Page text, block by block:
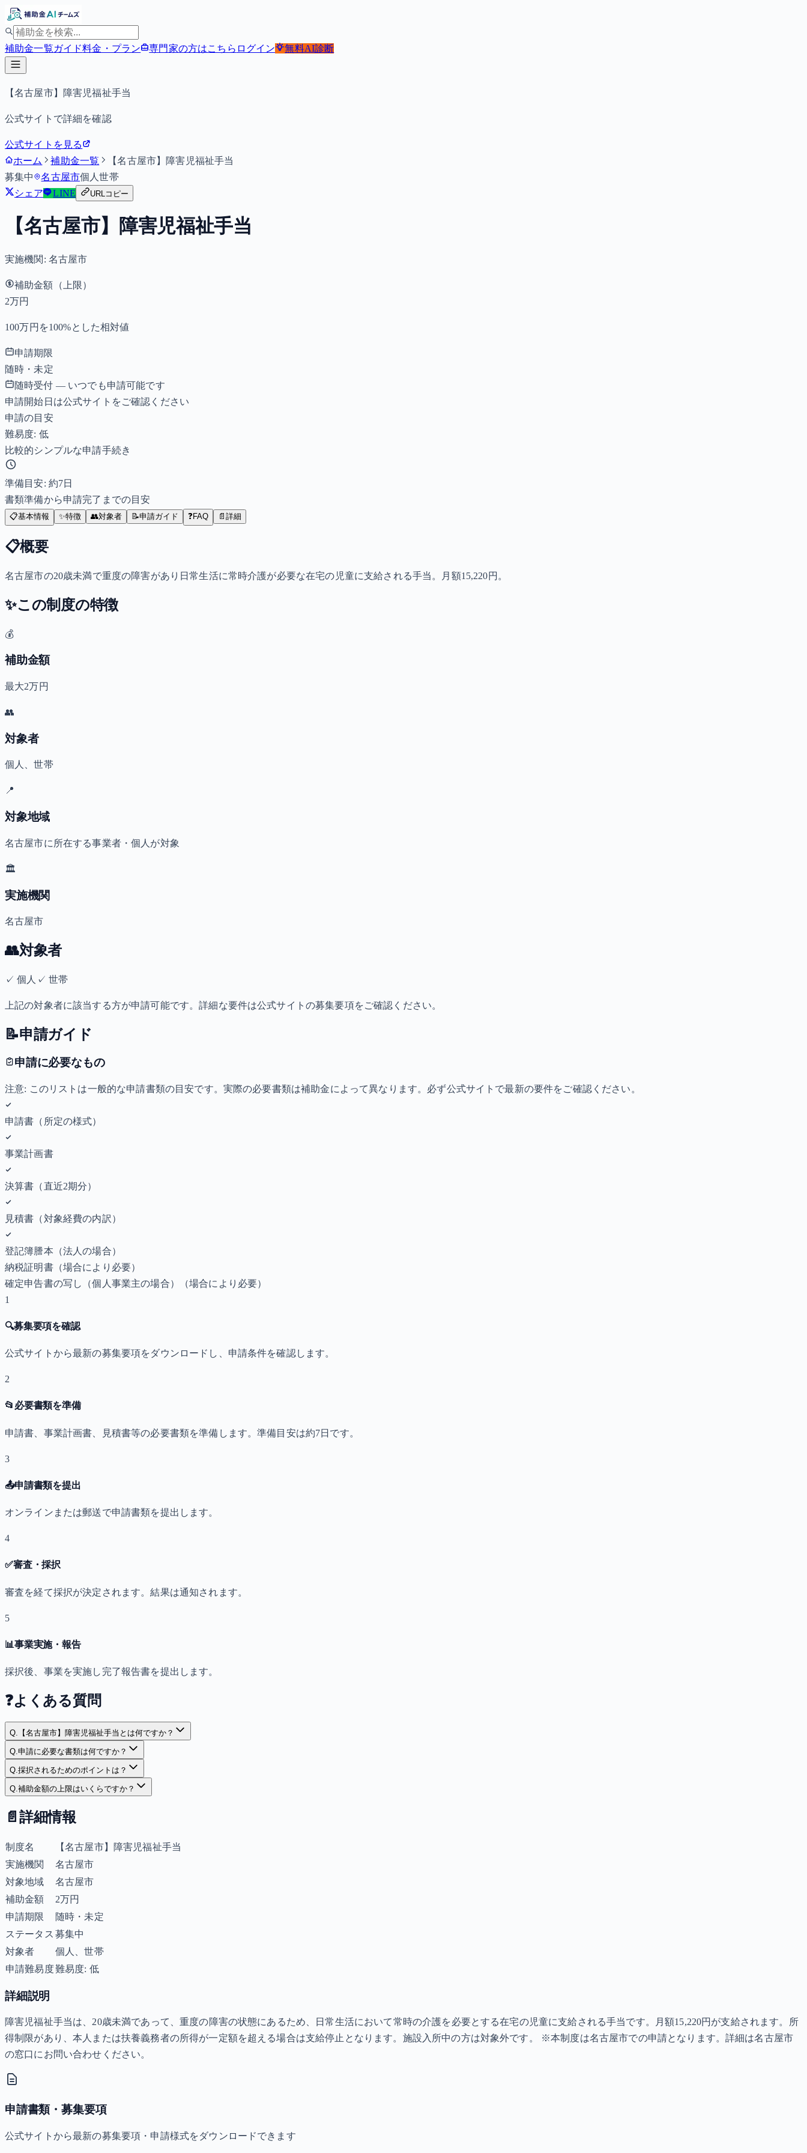
補助金一覧ガイド料金・プラン 専門家の方はこちら ログイン 無料AI診断
【名古屋市】障害児福祉手当
公式サイトで詳細を確認
公式サイトを見る
ホーム
補助金一覧
【名古屋市】障害児福祉手当
募集中
名古屋市個人世帯
シェア
LINE URLコピー
【名古屋市】障害児福祉手当
実施機関: 名古屋市
補助金額（上限）
2万円
100万円を100%とした相対値
申請期限
随時・未定
随時受付 — いつでも申請可能です
申請開始日は公式サイトをご確認ください
申請の目安
難易度: 低
比較的シンプルな申請手続き
準備目安: 約7日
書類準備から申請完了までの目安
📋基本情報 ✨特徴 👥対象者 📝申請ガイド ❓FAQ 📄 詳細
📋概要
名古屋市の20歳未満で重度の障害があり日常生活に常時介護が必要な在宅の児童に支給される手当。月額15,220円。
✨この制度の特徴
💰
補助金額
最大2万円
👥
対象者
個人、世帯
📍
対象地域
名古屋市に所在する事業者・個人が対象
🏛️
実施機関
名古屋市
👥対象者
✓個人 ✓ 世帯
上記の対象者に該当する方が申請可能です。詳細な要件は公式サイトの募集要項をご確認ください。
📝申請ガイド
申請に必要なもの
注意: このリストは一般的な申請書類の目安です。実際の必要書類は補助金によって異なります。必ず公式サイトで最新の要件をご確認ください。
申請書（所定の様式）
事業計画書
決算書（直近2期分）
見積書（対象経費の内訳）
登記簿謄本（法人の場合）
納税証明書（場合により必要）
確定申告書の写し（個人事業主の場合）
（場合により必要）
1
🔍募集要項を確認
公式サイトから最新の募集要項をダウンロードし、申請条件を確認します。
2
📂 必要書類を準備
申請書、事業計画書、見積書等の必要書類を準備します。準備目安は約7日です。
3
📤申請書類を提出
オンラインまたは郵送で申請書類を提出します。
4
✅審査・採択
審査を経て採択が決定されます。結果は通知されます。
5
📊事業実施・報告
採択後、事業を実施し完了報告書を提出します。
❓よくある質問
Q. 【名古屋市】障害児福祉手当とは何ですか？
Q.申請に必要な書類は何ですか？
Q.採択されるためのポイントは？
Q.補助金額の上限はいくらですか？
📄 詳細情報
制度名
【名古屋市】障害児福祉手当
実施機関
名古屋市
対象地域
名古屋市
補助金額
2万円
申請期限
随時・未定
ステータス 募集中
対象者
個人、世帯
申請難易度難易度: 低
詳細説明
障害児福祉手当は、20歳未満であって、重度の障害の状態にあるため、日常生活において常時の介護を必要とする在宅の児童に支給される手当です。月額15,220円が支給されます。所
得制限があり、本人または扶養義務者の所得が一定額を超える場合は支給停止となります。施設入所中の方は対象外です。 ※本制度は名古屋市での申請となります。詳細は名古屋市
の窓口にお問い合わせください。
申請書類・募集要項
公式サイトから最新の募集要項・申請様式をダウンロードできます